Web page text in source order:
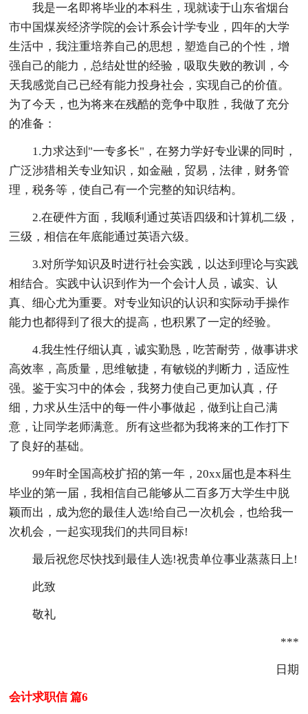
我是一名即将毕业的本科生，现就读于山东省烟台
市中国煤炭经济学院的会计系会计学专业，四年的大学
生活中，我注重培养自己的思想，塑造自己的个性，增
强自己的能力，总结处世的经验，吸取失败的教训，今
天我感觉自己已经有能力投身社会，实现自己的价值。
为了今天，也为将来在残酷的竞争中取胜，我做了充分
的准备：
1.力求达到"一专多长"，在努力学好专业课的同时，
广泛涉猎相关专业知识，如金融，贸易，法律，财务管
理，税务等，使自己有一个完整的知识结构。
2.在硬件方面，我顺利通过英语四级和计算机二级，
三级，相信在年底能通过英语六级。
3.对所学知识及时进行社会实践，以达到理论与实践
相结合。实践中认识到作为一个会计人员，诚实、认
真、细心尤为重要。对专业知识的认识和实际动手操作
能力也都得到了很大的提高，也积累了一定的经验。
4.我生性仔细认真，诚实勤恳，吃苦耐劳，做事讲求
高效率，高质量，思维敏捷，有敏锐的判断力，适应性
强。鉴于实习中的体会，我努力使自己更加认真，仔
细，力求从生活中的每一件小事做起，做到让自己满
意，让同学老师满意。所有这些都为我将来的工作打下
了良好的基础。
99年时全国高校扩招的第一年，20xx届也是本科生
毕业的第一届，我相信自己能够从二百多万大学生中脱
颖而出，成为您的最佳人选!给自己一次机会，也给我一
次机会，一起实现我们的共同目标!
最后祝您尽快找到最佳人选!祝贵单位事业蒸蒸日上!
此致
敬礼
***
日期
会计求职信 篇6